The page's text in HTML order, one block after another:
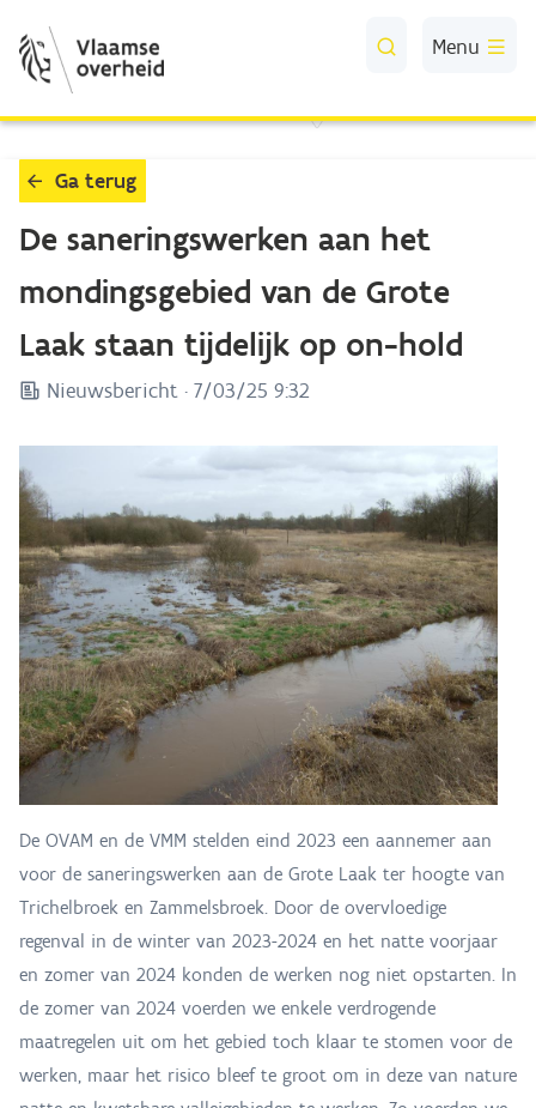
Skip to Main Content
Menu
Ga terug
De saneringswerken aan het
mondingsgebied van de Grote
Laak staan tijdelijk op on-hold
Nieuwsbericht · 7/03/25 9:32
De OVAM en de VMM stelden eind 2023 een aannemer aan
voor de saneringswerken aan de Grote Laak ter hoogte van
Trichelbroek en Zammelsbroek. Door de overvloedige
regenval in de winter van 2023-2024 en het natte voorjaar
en zomer van 2024 konden de werken nog niet opstarten. In
de zomer van 2024 voerden we enkele verdrogende
maatregelen uit om het gebied toch klaar te stomen voor de
werken, maar het risico bleef te groot om in deze van nature